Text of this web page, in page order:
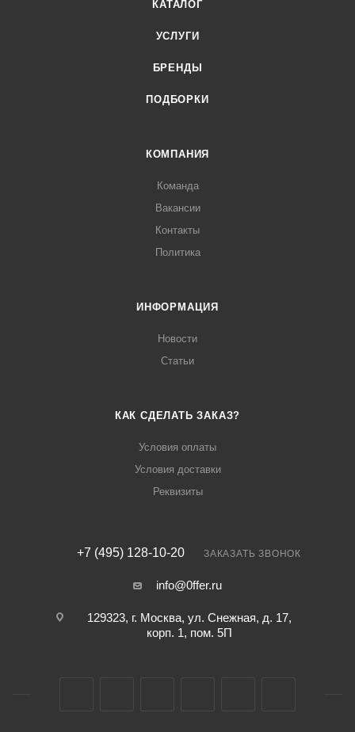
КАТАЛОГ
УСЛУГИ
БРЕНДЫ
ПОДБОРКИ
КОМПАНИЯ
Команда
Вакансии
Контакты
Политика
ИНФОРМАЦИЯ
Новости
Статьи
КАК СДЕЛАТЬ ЗАКАЗ?
Условия оплаты
Условия доставки
Реквизиты
+7 (495) 128-10-20 ЗАКАЗАТЬ ЗВОНОК
info@0ffer.ru
129323, г. Москва, ул. Снежная, д. 17,
корп. 1, пом. 5П